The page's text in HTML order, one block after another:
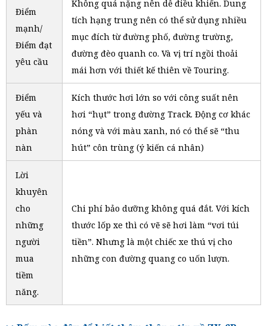
Điểm
mạnh/
Điểm đạt
yêu cầu
Không quá nặng nên dễ điều khiển. Dung
tích hạng trung nên có thể sử dụng nhiều
mục đích từ đường phố, đường trường,
đường đèo quanh co. Và vị trí ngồi thoải
mái hơn với thiết kế thiên về Touring.
Điểm
yếu và
phàn
nàn
Kích thước hơi lớn so với công suất nên
hơi “hụt” trong đường Track. Động cơ khác
nóng và với màu xanh, nó có thể sẽ “thu
hút” côn trùng (ý kiến cá nhân)
Lời
khuyên
cho
những
người
mua
tiềm
năng.
Chi phí bảo dưỡng không quá đắt. Với kích
thước lốp xe thì có vẽ sẽ hơi làm “vơi túi
tiền”. Nhưng là một chiếc xe thú vị cho
những con đường quang co uốn lượn.